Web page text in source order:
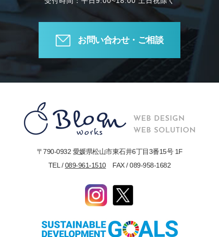
お問い合わせ・ご相談
〒790-0932 愛媛県松山市東石井6丁目3番15号 1F
TEL /089-961-1510FAX / 089-958-1682